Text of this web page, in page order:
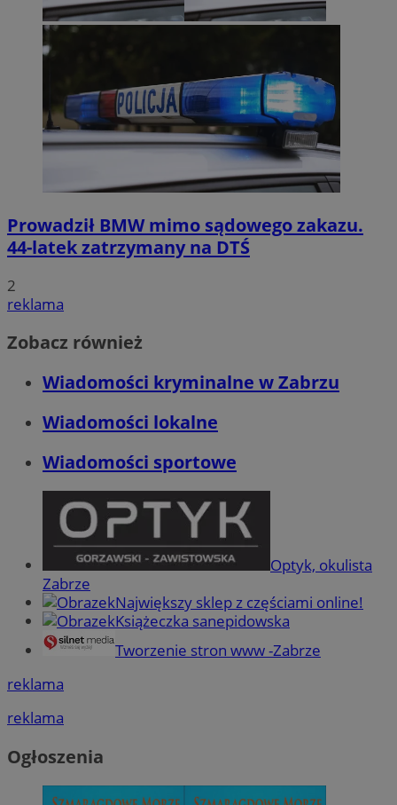
Prowadził BMW mimo sądowego zakazu.
44-latek zatrzymany na DTŚ
2
reklama
Zobacz również
Wiadomości kryminalne w Zabrzu
Wiadomości lokalne
Wiadomości sportowe
Optyk, okulista
Zabrze
Największy sklep z częściami online!
Książeczka sanepidowska
Tworzenie stron www -Zabrze
reklama
reklama
Ogłoszenia